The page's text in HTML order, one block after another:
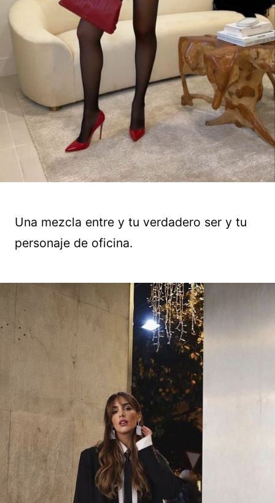
Una mezcla entre y tu verdadero ser y tu
personaje de oficina.